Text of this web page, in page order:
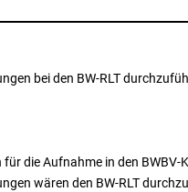
bei den BW-RLT
die Aufnahme in den BWBV-
wären den BW-RLT